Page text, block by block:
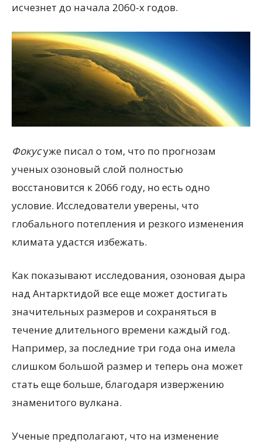
исчезнет до начала 2060-х годов.
Фокусуже писал о том, что по прогнозам
ученых озоновый слой полностью
восстановится к 2066 году, но есть одно
условие. Исследователи уверены, что
глобального потепления и резкого изменения
климата удастся избежать.
Как показывают исследования, озоновая дыра
над Антарктидой все еще может достигать
значительных размеров и сохраняться в
течение длительного времени каждый год.
Например, за последние три года она имела
слишком большой размер и теперь она может
стать еще больше, благодаря извержению
знаменитого вулкана.
Ученые предполагают, что на изменение